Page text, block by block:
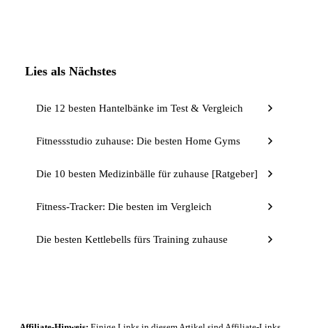
Lies als Nächstes
Die 12 besten Hantelbänke im Test & Vergleich
Fitnessstudio zuhause: Die besten Home Gyms
Die 10 besten Medizinbälle für zuhause [Ratgeber]
Fitness-Tracker: Die besten im Vergleich
Die besten Kettlebells fürs Training zuhause